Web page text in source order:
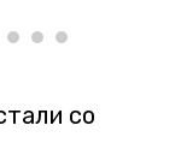
со